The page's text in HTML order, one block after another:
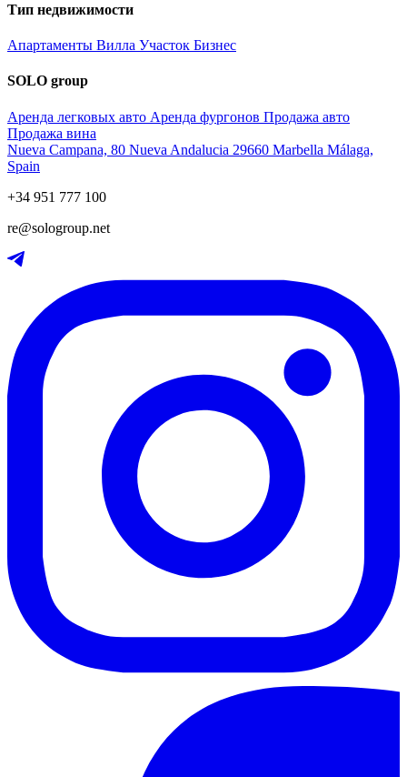
Тип недвижимости
Апартаменты Вилла Участок Бизнес
SOLO group
Аренда легковых авто Аренда фургонов Продажа авто
Продажа вина
Nueva Campana, 80 Nueva Andalucia 29660 Marbella Málaga,
Spain
+34 951 777 100
re@sologroup.net